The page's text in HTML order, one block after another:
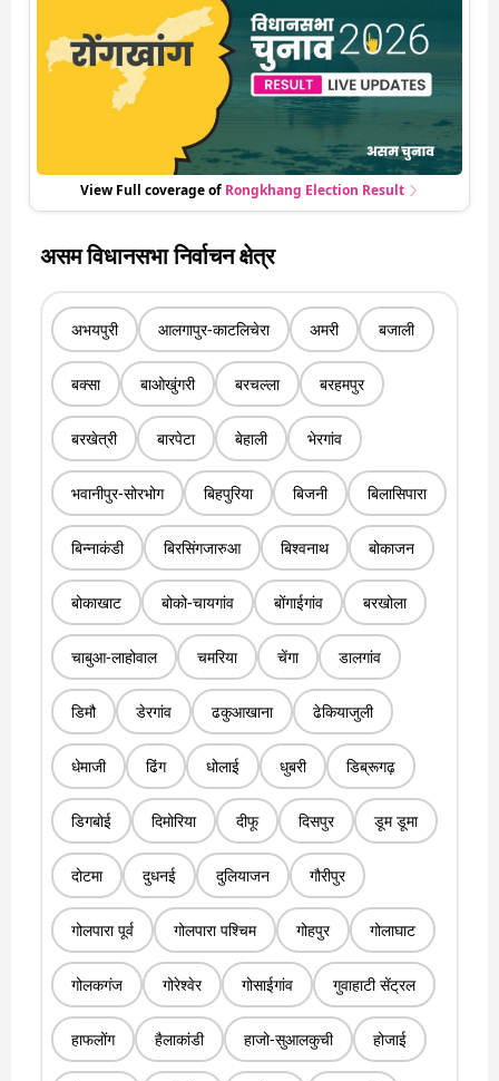
View Full coverage of Rongkhang Election Result
असम विधानसभा निर्वाचन क्षेत्र
अभयपुरी आलगापुर-काटलिचेरा अमरी बजाली
बक्सा बाओखुंगरी बरचल्ला बरहमपुर
बरखेत्री बारपेटा बेहाली भेरगांव
भवानीपुर-सोरभोग बिहपुरिया बिजनी बिलासिपारा
बिन्नाकंडी बिरसिंगजारुआ बिश्वनाथ बोकाजन
बोकाखाट बोको-चायगांव बोंगाईगांव बरखोला
चाबुआ-लाहोवाल चमरिया चेंगा डालगांव
डिमौ डेरगांव ढकुआखाना ढेकियाजुली
धेमाजी ढिंग धोलाई धुबरी डिब्रूगढ़
डिगबोई दिमोरिया दीफू दिसपुर डूम डूमा
दोटमा दुधनई दुलियाजन गौरीपुर
गोलपारा पूर्व गोलपारा पश्चिम गोहपुर गोलाघाट
गोलकगंज गोरेश्वेर गोसाईगांव गुवाहाटी सेंट्रल
हाफलोंग हैलाकांडी हाजो-सुआलकुची होजाई